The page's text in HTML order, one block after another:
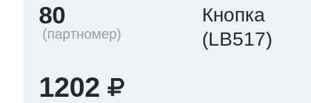
80
Кнопка
(LB517)
1202